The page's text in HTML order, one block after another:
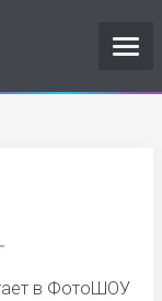
в ФотоШОУ